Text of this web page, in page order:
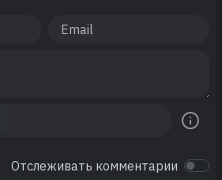
Отслеживать комментарии